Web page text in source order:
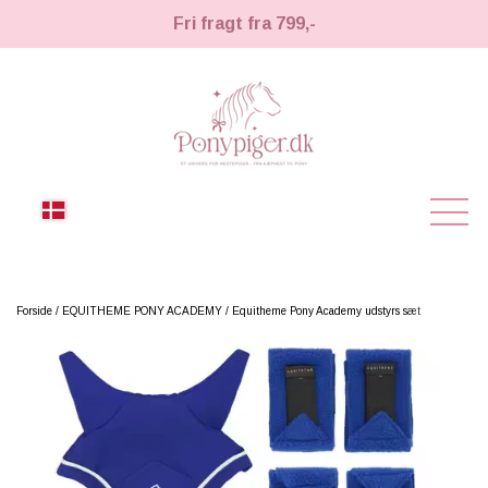
Fri fragt fra 799,-
NYHEDER
KÆPHESTE
KÆPHESTE
STRIGLER & TILBEHØR
LEMIEUX TOY PONY
TIL HESTEPIGER
Forside EQUITHEME PONY ACADEMY Equitheme Pony Academy udstyrs sæt